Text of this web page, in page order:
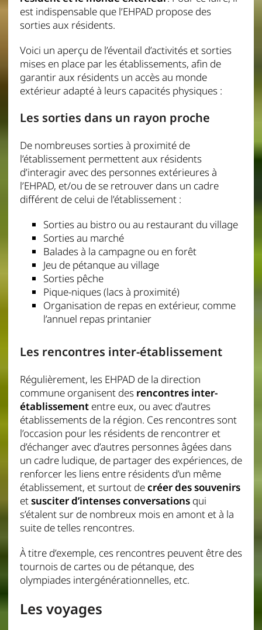
est indispensable que l’EHPAD propose des
sorties aux résidents.
Voici un aperçu de l’éventail d’activités et sorties
mises en place par les établissements, afin de
garantir aux résidents un accès au monde
extérieur adapté à leurs capacités physiques :
Les sorties dans un rayon proche
De nombreuses sorties à proximité de
l’établissement permettent aux résidents
d’interagir avec des personnes extérieures à
l’EHPAD, et/ou de se retrouver dans un cadre
différent de celui de l’établissement :
Sorties au bistro ou au restaurant du village
Sorties au marché
Balades à la campagne ou en forêt
Jeu de pétanque au village
Sorties pêche
Pique-niques (lacs à proximité)
Organisation de repas en extérieur, comme
l’annuel repas printanier
Les rencontres inter-établissement
Régulièrement, les EHPAD de la direction
commune organisent des rencontres inter-
établissement entre eux, ou avec d’autres
établissements de la région. Ces rencontres sont
l’occasion pour les résidents de rencontrer et
d’échanger avec d’autres personnes âgées dans
un cadre ludique, de partager des expériences, de
renforcer les liens entre résidents d’un même
établissement, et surtout decréer des souvenirs
etsusciter d’intenses conversations qui
s’étalent sur de nombreux mois en amont et à la
suite de telles rencontres.
À titre d’exemple, ces rencontres peuvent être des
tournois de cartes ou de pétanque, des
olympiades intergénérationnelles, etc.
Les voyages